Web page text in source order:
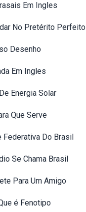
Em Ingles
No Pretérito Perfeito
Desenho
Em Ingles
Energia Solar
Que Serve
Federativa Do Brasil
Se Chama Brasil
Para Um Amigo
é Fenotipo